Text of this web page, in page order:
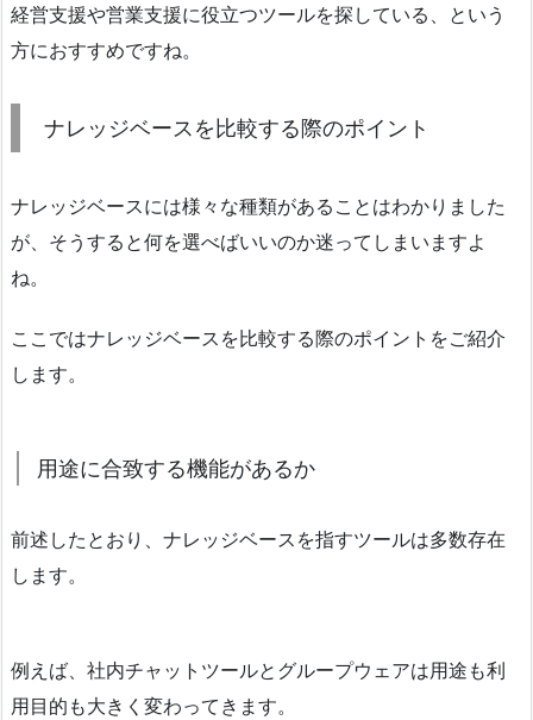
経営支援や営業支援に役立つツールを探している、という
方におすすめですね。
ナレッジベースを比較する際のポイント
ナレッジベースには様々な種類があることはわかりました
が、そうすると何を選べばいいのか迷ってしまいますよ
ね。
ここではナレッジベースを比較する際のポイントをご紹介
します。
用途に合致する機能があるか
前述したとおり、ナレッジベースを指すツールは多数存在
します。
例えば、社内チャットツールとグループウェアは用途も利
用目的も大きく変わってきます。